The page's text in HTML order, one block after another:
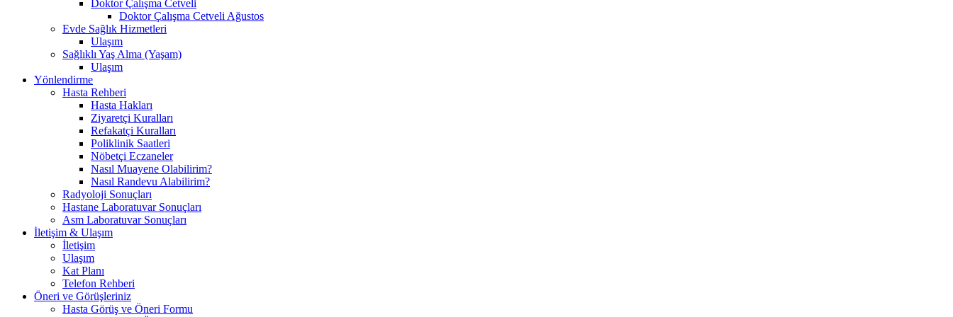
Doktor Çalışma Cetveli
Doktor Çalışma Cetveli Ağustos
Evde Sağlık Hizmetleri
Ulaşım
Sağlıklı Yaş Alma (Yaşam)
Ulaşım
Yönlendirme
Hasta Rehberi
Hasta Hakları
Ziyaretçi Kuralları
Refakatçi Kuralları
Poliklinik Saatleri
Nöbetçi Eczaneler
Nasıl Muayene Olabilirim?
Nasıl Randevu Alabilirim?
Radyoloji Sonuçları
Hastane Laboratuvar Sonuçları
Asm Laboratuvar Sonuçları
İletişim & Ulaşım
İletişim
Ulaşım
Kat Planı
Telefon Rehberi
Öneri ve Görüşleriniz
Hasta Görüş ve Öneri Formu